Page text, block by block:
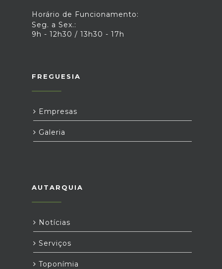
Horário de Funcionamento:
Seg. a Sex.:
9h - 12h30 / 13h30 - 17h
FREGUESIA
Empresas
Galeria
AUTARQUIA
Notícias
Serviços
Toponímia